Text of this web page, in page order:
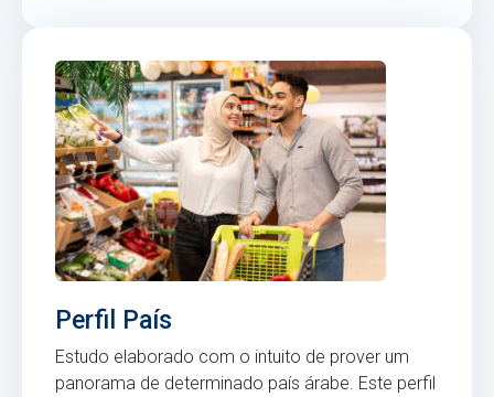
Perfil País
Estudo elaborado com o intuito de prover um
panorama de determinado país árabe. Este perfil